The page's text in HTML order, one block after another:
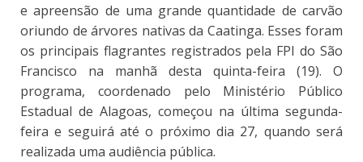
e apreensão de uma grande quantidade de carvão
oriundo de árvores nativas da Caatinga. Esses foram
os principais flagrantes registrados pela FPI do São
Francisco na manhã desta quinta-feira (19). O
programa, coordenado pelo Ministério Público
Estadual de Alagoas, começou na última segunda-
feira e seguirá até o próximo dia 27, quando será
realizada uma audiência pública.